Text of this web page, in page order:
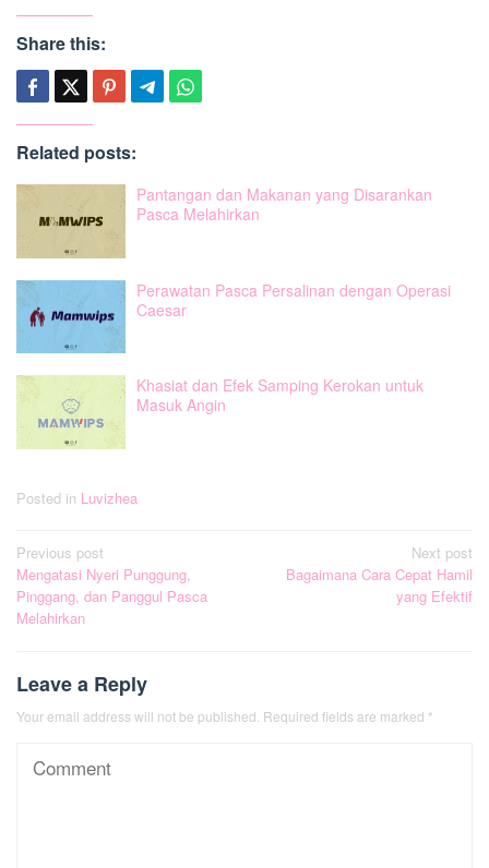
Share this:
Related posts:
Pantangan dan Makanan yang Disarankan
Pasca Melahirkan
Perawatan Pasca Persalinan dengan Operasi
Caesar
Khasiat dan Efek Samping Kerokan untuk
Masuk Angin
Posted in Luvizhea
Post
navigation
Previous post
Mengatasi Nyeri Punggung,
Pinggang, dan Panggul Pasca
Melahirkan
Next post
Bagaimana Cara Cepat Hamil
yang Efektif
Leave a Reply
Your email address will not be published. Required fields are marked *